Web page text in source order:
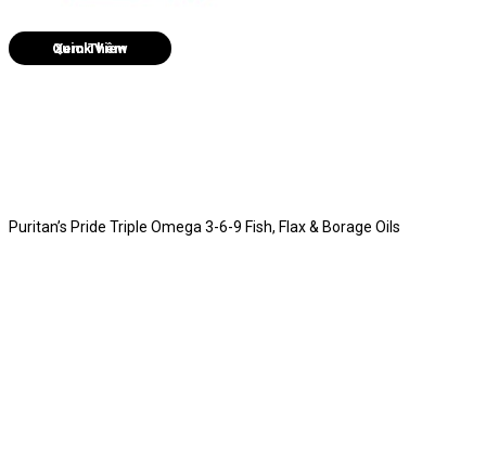
Quick View
Puritan’s Pride Triple Omega 3-6-9 Fish, Flax & Borage Oils